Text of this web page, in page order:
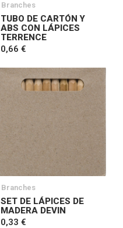
Branches
TUBO DE CARTÓN Y
ABS CON LÁPICES
TERRENCE
0,66 €
Branches
SET DE LÁPICES DE
MADERA DEVIN
0,33 €